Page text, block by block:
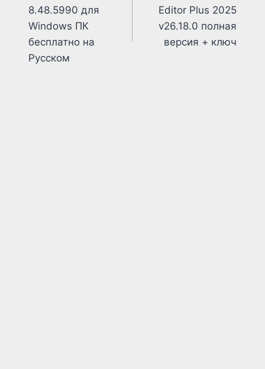
8.48.5990 для
Windows ПК
бесплатно на
Русском
Editor Plus 2025
v26.18.0 полная
версия + ключ